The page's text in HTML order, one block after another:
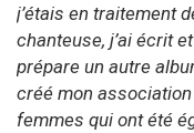
j’étais en traitement
chanteuse, j’ai écrit
prépare un autre
créé mon
femmes qui ont été